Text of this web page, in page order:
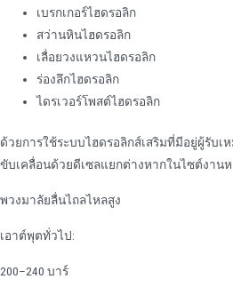
เบรกเกอร์ไฮดรอลิก
สว่านหินไฮดรอลิก
เลื่อยวงแหวนไฮดรอลิก
ร่องลึกไฮดรอลิก
ไดรเวอร์โพสต์ไฮดรอลิก
ด้วยการใช้ระบบไฮดรอลิกส์เสริมที่มีอยู่ผู้รับ
ขับเคลื่อนด้วยดีเซลแยกต่างหากในไซต์งาน
พวงมาลัยลื่นไถลไหลสูง
เอาต์พุตทั่วไป:
200–240 บาร์